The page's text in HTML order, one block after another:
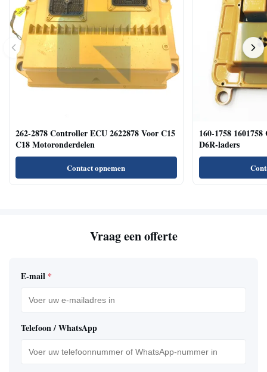
262-2878 Controller ECU 2622878 Voor C15
C18 Motoronderdelen
Contact opnemen
160-1758
D6R-laders
Vraag een offerte
E-mail *
Telefoon / WhatsApp